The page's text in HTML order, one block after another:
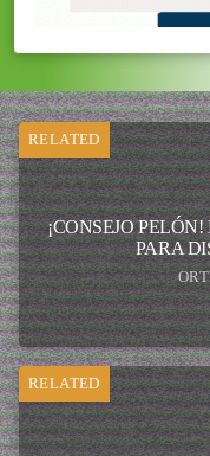
RELATED
¡CONSEJO
PARA
RELATED